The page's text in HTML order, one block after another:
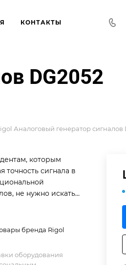
КОНТАКТЫ
DG2052
Аналоговый генератор сигналов
которым
точность сигнала в
не нужно искать
генераторов
бренда Rigol
оборудования